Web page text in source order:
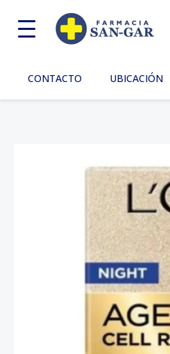
CONTACTO UBICACIÓN